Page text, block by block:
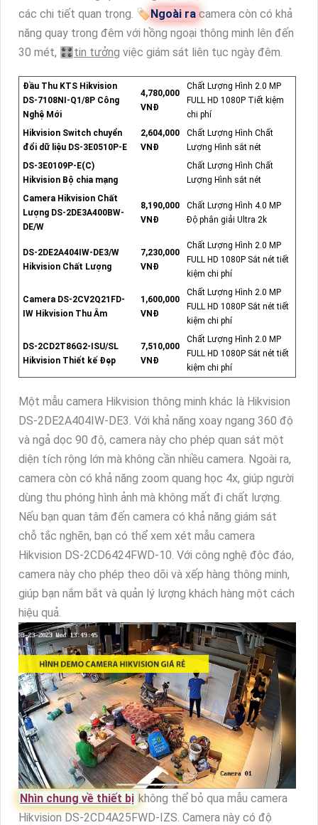
các chi tiết quan trọng. 🏷Ngoài ra camera còn có khả
năng quay trong đêm với hồng ngoại thông minh lên đến
30 mét, 🎛tin tưởng việc giám sát liên tục ngày đêm.
Đầu Thu KTS Hikvision
DS-7108NI-Q1/8P Công
Nghệ Mới
4,780,000
VNĐ
Chất Lượng Hình 2.0 MP
FULL HD 1080P Tiết kiệm
chi phí
Hikvision Switch chuyển
đổi dữ liệu DS-3E0510P-E
2,604,000
VNĐ
Chất Lượng Hình Chất
Lượng Hình sắt nét
DS-3E0109P-E(C)
Hikvision Bộ chia mạng
Chất Lượng Hình Chất
Lượng Hình sắt nét
Camera Hikvision Chất
Lượng DS-2DE3A400BW-
DE/W
8,190,000
VNĐ
Chất Lượng Hình 4.0 MP
Độ phân giải Ultra 2k
DS-2DE2A404IW-DE3/W
Hikvision Chất Lượng
7,230,000
VNĐ
Chất Lượng Hình 2.0 MP
FULL HD 1080P Sắt nét tiết
kiệm chi phí
Camera DS-2CV2Q21FD-
IW Hikvision Thu Âm
1,600,000
VNĐ
Chất Lượng Hình 2.0 MP
FULL HD 1080P Sắt nét tiết
kiệm chi phí
DS-2CD2T86G2-ISU/SL
Hikvision Thiết kế Đẹp
7,510,000
VNĐ
Chất Lượng Hình 2.0 MP
FULL HD 1080P Sắt nét tiết
kiệm chi phí
Một mẫu camera Hikvision thông minh khác là Hikvision
DS-2DE2A404IW-DE3. Với khả năng xoay ngang 360 độ
và ngả dọc 90 độ, camera này cho phép quan sát một
diện tích rộng lớn mà không cần nhiều camera. Ngoài ra,
camera còn có khả năng zoom quang học 4x, giúp người
dùng thu phóng hình ảnh mà không mất đi chất lượng.
Nếu bạn quan tâm đến camera có khả năng giám sát
chỗ tắc nghẽn, bạn có thể xem xét mẫu camera
Hikvision DS-2CD6424FWD-10. Với công nghệ độc đáo,
camera này cho phép theo dõi và xếp hàng thông minh,
giúp bạn nắm bắt và quản lý lượng khách hàng một cách
hiệu quả.
Nhìn chung về thiết bị không thể bỏ qua mẫu camera
Hikvision DS-2CD4A25FWD-IZS. Camera này có độ